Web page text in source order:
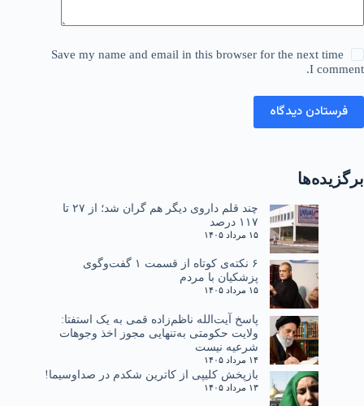
Save my name and email in this browser for the next time
I comment.
فرستادن دیدگاه
برگزیده‌ها
چند قلم داروی دیگر هم گران شد؛ از ۲۷ تا
۱۱۷ درصد
۱۵ مرداد ۱۴۰۵
۶ نکته‌ی کوتاه از قسمت ۱ گفت‌وگوی
پزشکیان با مردم
۱۵ مرداد ۱۴۰۵
پاسخ آیت‌الله ناظم‌زاده قمی به یک استفتا:
ولایت حکومتی به‌تنهایی مجوز اخذ وجوهات
شرعیه نیست
۱۴ مرداد ۱۴۰۵
بازپخش کلیپی از کاترین شکدم در صداوسیما!
۱۳ مرداد ۱۴۰۵